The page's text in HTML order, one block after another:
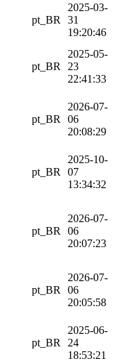
pt_BR
2025-03-
31
19:20:46
pt_BR
2025-05-
23
22:41:33
pt_BR
2026-07-
06
20:08:29
pt_BR
2025-10-
07
13:34:32
pt_BR
2026-07-
06
20:07:23
pt_BR
2026-07-
06
20:05:58
pt_BR
2025-06-
24
18:53:21